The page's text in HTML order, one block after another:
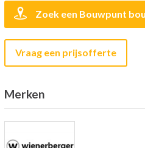
Zoek een Bouwpunt
Vraag een prijsofferte
Merken